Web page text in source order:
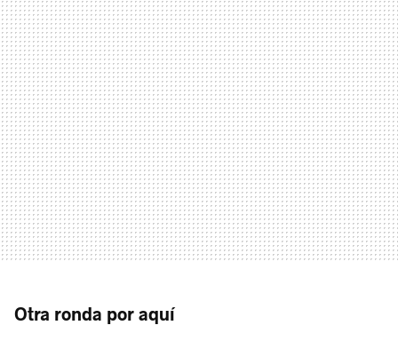
Otra ronda por aquí